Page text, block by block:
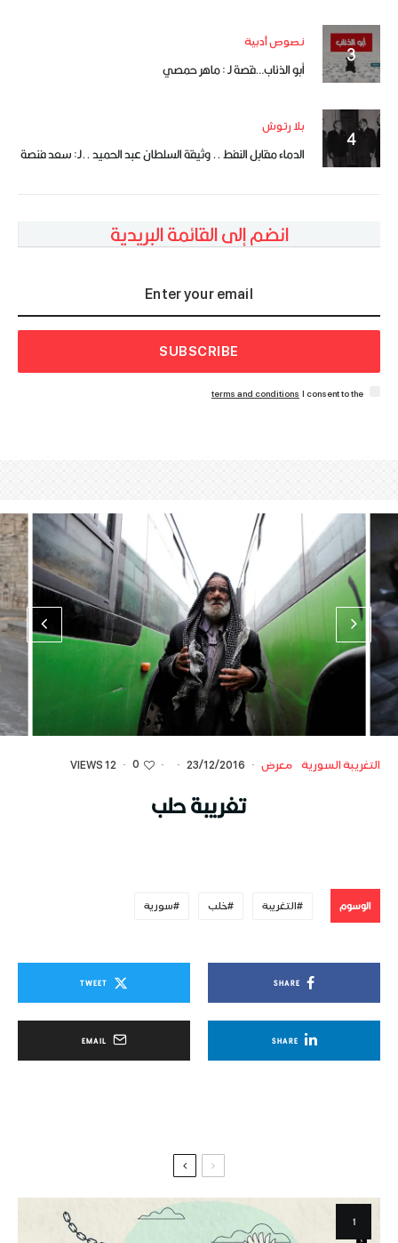
نصوص أدبية
أبو الذئاب…قصة لـ : ماهر حمصي
بلا رتوش
الدماء مقابل النفط .. وثيقة السلطان عبد الحميد ..لـ: سعد فنصة
انضم إلى القائمة البريدية
SUBSCRIBE
I consent to the
terms and conditions
التغريبة السورية معرض ·
23/12/2016
·
·
0
·
12 VIEWS
تغريبة حلب
الوسوم التغريبة خلب سورية
SHARE
TWEET
SHARE
EMAIL